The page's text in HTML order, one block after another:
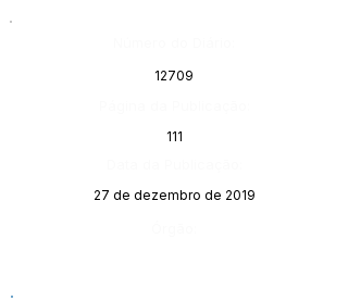
12709
111
27 de dezembro de 2019